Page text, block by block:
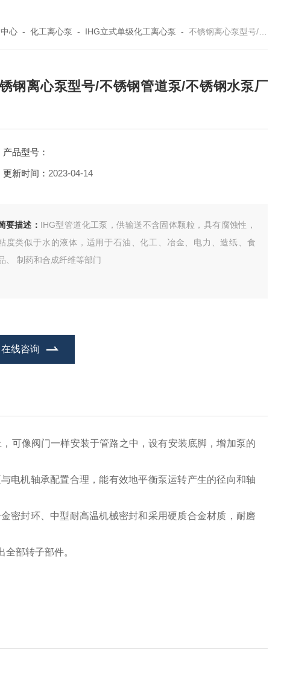
心- 化工离心泵 - IHG立式单级化工离心泵 - 不锈钢离心泵型号/不锈钢管道泵/不锈钢水泵厂家
钢离心泵型号/不锈钢管道泵/不锈钢水泵厂
产品型号：
更新时间： 2023-04-14
要描述： IHG型管道化工泵，供输送不含固体颗粒，具有腐蚀性，
度类似于水的液体，适用于石油、化工、冶金、电力、造纸、食
、 制药和合成纤维等部门
在线咨询
可像阀门一样安装于管路之中，设有安装底脚，增加泵的
电机轴承配置合理，能有效地平衡泵运转产生的径向和轴
密封环、中型耐高温机械密封和采用硬质合金材质，耐磨
部转子部件。